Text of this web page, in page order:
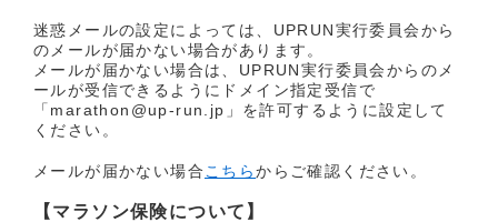
迷惑メールの設定によっては、UPRUN実行委員会から
のメールが届かない場合があります。
メールが届かない場合は、UPRUN実行委員会からのメ
ールが受信できるようにドメイン指定受信で
「marathon@up-run.jp」を許可するように設定して
ください。
メールが届かない場合 こちらからご確認ください。
【マラソン保険について】